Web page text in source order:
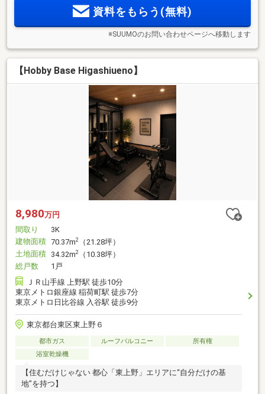
資料をもらう(無料)
※SUUMOのお問い合わせページへ移動します
【Hobby Base Higashiueno】
8,980万円
間取り
3K
建物面積 70.37m2
（21.28坪）
土地面積 34.32m2
（10.38坪）
総戸数
1戸
ＪＲ山手線 上野駅 徒歩10分
東京メトロ銀座線 稲荷町駅 徒歩7分
東京メトロ日比谷線 入谷駅 徒歩9分
東京都台東区東上野６
都市ガス ルーフバルコニー
所有権
浴室乾燥機
【住むだけじゃない 都心「東上野」エリアに“自分だけの基
地”を持つ】